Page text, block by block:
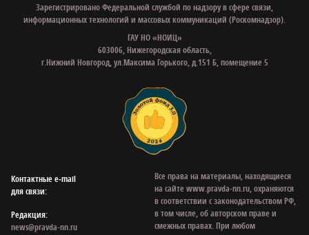
Зарегистрировано Федеральной службой по надзору в сфере связи,
информационных технологий и массовых коммуникаций (Роскомнадзор).
ГАУ НО «НОИЦ»
603006, Нижегородская область,
г.Нижний Новгород, ул.Максима Горького, д.151 Б, помещение 5
Контактные e‑mail
для связи:
Редакция:
news@pravda-nn.ru
Все права на материалы, находящиеся
на сайте www.pravda-nn.ru, охраняются
в соответствии с законодательством РФ,
в том числе, об авторском праве и
смежных правах. При любом